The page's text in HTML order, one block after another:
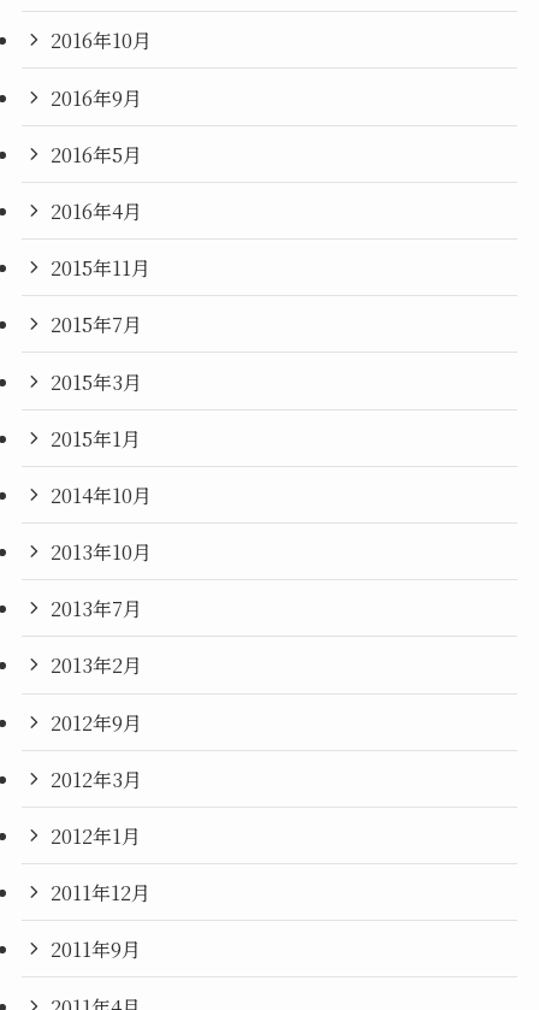
2016年10月
2016年9月
2016年5月
2016年4月
2015年11月
2015年7月
2015年3月
2015年1月
2014年10月
2013年10月
2013年7月
2013年2月
2012年9月
2012年3月
2012年1月
2011年12月
2011年9月